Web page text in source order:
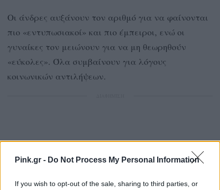
Pink.gr - Do Not Process My Personal Information
If you wish to opt-out of the sale, sharing to third parties, or
Οι άνδρες αυξάνουν τον αριθμό για να φαίνονται
πιο «εντυπωσιακοί» και πιο έμπειροι, ενώ οι
γυναίκες τον μειώνουν για να μη θεωρηθούν
«εύκολες». Όλα συμβαίνουν για λόγους
κοινωνικών αντιλήψεων.